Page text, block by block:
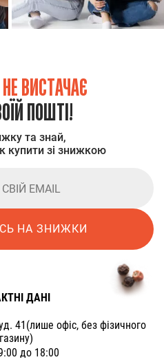
ВИСТАЧАЄ
ПОШТІ!
та знай,
купити зі знижкою
НА ЗНИЖКИ
ДАНІ
41(лише офіс, без фізичного
до 18:00